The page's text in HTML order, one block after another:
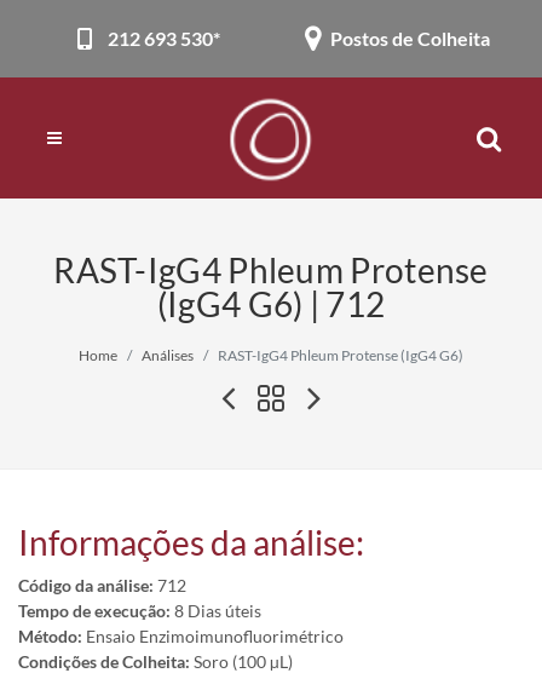
212 693 530* Postos de Colheita
RAST-IgG4 Phleum Protense
(IgG4 G6) | 712
Home Análises RAST-IgG4 Phleum Protense (IgG4 G6)
Informações da análise:
Código da análise: 712
Tempo de execução: 8 Dias úteis
Método: Ensaio Enzimoimunofluorimétrico
Condições de Colheita: Soro (100 µL)